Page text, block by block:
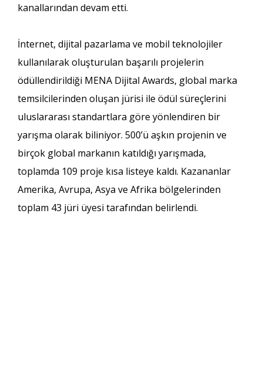
kanallarından devam etti.
İnternet, dijital pazarlama ve mobil teknolojiler
kullanılarak oluşturulan başarılı projelerin
ödüllendirildiği MENA Dijital Awards, global marka
temsilcilerinden oluşan jürisi ile ödül süreçlerini
uluslararası standartlara göre yönlendiren bir
yarışma olarak biliniyor. 500’ü aşkın projenin ve
birçok global markanın katıldığı yarışmada,
toplamda 109 proje kısa listeye kaldı. Kazananlar
Amerika, Avrupa, Asya ve Afrika bölgelerinden
toplam 43 jüri üyesi tarafından belirlendi.